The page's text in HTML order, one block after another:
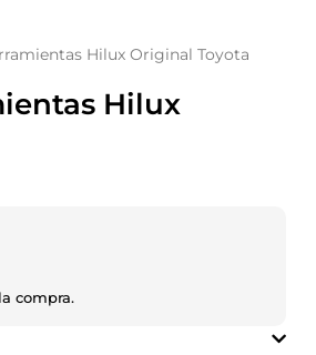
Hilux Original Toyota
Hilux
compra.